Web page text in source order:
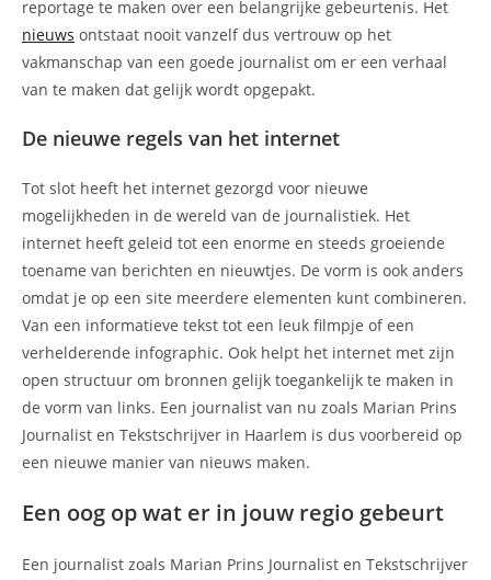
reportage te maken over een belangrijke gebeurtenis. Het
nieuws ontstaat nooit vanzelf dus vertrouw op het
vakmanschap van een goede journalist om er een verhaal
van te maken dat gelijk wordt opgepakt.
De nieuwe regels van het internet
Tot slot heeft het internet gezorgd voor nieuwe
mogelijkheden in de wereld van de journalistiek. Het
internet heeft geleid tot een enorme en steeds groeiende
toename van berichten en nieuwtjes. De vorm is ook anders
omdat je op een site meerdere elementen kunt combineren.
Van een informatieve tekst tot een leuk filmpje of een
verhelderende infographic. Ook helpt het internet met zijn
open structuur om bronnen gelijk toegankelijk te maken in
de vorm van links. Een journalist van nu zoals Marian Prins
Journalist en Tekstschrijver in Haarlem is dus voorbereid op
een nieuwe manier van nieuws maken.
Een oog op wat er in jouw regio gebeurt
Een journalist zoals Marian Prins Journalist en Tekstschrijver